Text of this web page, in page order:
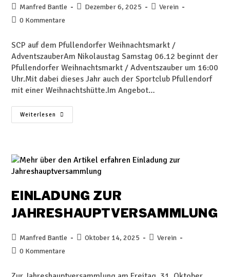
Manfred Bantle Dezember 6, 2025
Verein
0 Kommentare
SCP auf dem Pfullendorfer Weihnachtsmarkt /
AdventszauberAm Nikolaustag Samstag 06.12 beginnt der
Pfullendorfer Weihnachtsmarkt / Adventszauber um 16:00
Uhr.Mit dabei dieses Jahr auch der Sportclub Pfullendorf
mit einer Weihnachtshütte.Im Angebot…
Weiterlesen
EINLADUNG ZUR
JAHRESHAUPTVERSAMMLUNG
Manfred Bantle Oktober 14, 2025
Verein
0 Kommentare